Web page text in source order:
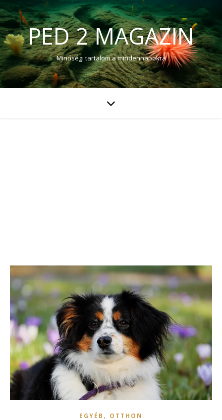
PED 2 MAGAZIN
Minőségi tartalom a mindennapokra
EGYÉB , OTTHON